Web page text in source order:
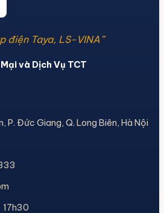
điện Taya, LS-VINA”
và Dịch Vụ TCT
P. Đức Giang, Q. Long Biên, Hà Nội
17h30